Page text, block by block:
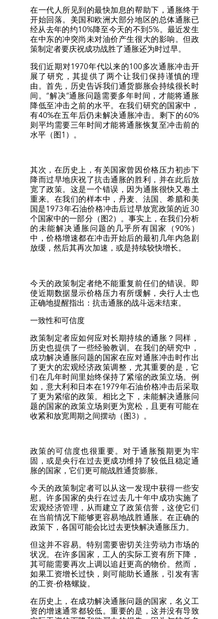
在一代人所见到的最快加息的帮助下，通胀终于
开始回落。美国和欧洲大部分地区的总体通胀已
经从去年的约10%降至今天的不到5%。最近发生
在中东的冲突尚未对油价产生很大的影响。但政
策制定者要庆祝成功战胜了通胀还为时过早。
我们近期对1970年代以来的100多次通胀冲击开
展了研究，其提供了两个让我们保持谨慎的理
由。首先，历史告诉我们通货膨胀会持续很长时
间。“解决”通胀问题需要多年时间，才能将通胀
降低至冲击之前的水平。在我们研究的国家中，
有40%在五年后仍未解决通胀冲击。剩下的60%
则平均需要三年时间才能将通胀恢复至冲击前的
水平（图1）。
其次，在历史上，有关国家曾因价格压力初步下
降而过早地庆祝了抗击通胀的胜利，并在此后放
宽了政策。这是一个错误，因为通胀很快又卷土
重来。在我们的样本中，丹麦、法国、希腊和美
国是1973年石油价格冲击后过早放宽政策的近30
个国家中的一部分（图2）。事实上，在我们分析
的未能解决通胀问题的几乎所有国家（90%）
中，价格增速都在冲击开始后的最初几年内急剧
放缓，然后其再次加速，或是持续较快增长。
今天的政策制定者绝不能重复前任们的错误。即
使近期数据显示价格压力有所缓解，央行人士也
正确地提醒指出：抗击通胀的战斗远未结束。
一致性和可信度
政策制定者应如何应对长期持续的通胀？同样，
历史也提供了一些经验教训。在我们的研究中，
成功解决通胀问题的国家在应对通胀冲击时作出
了更大的宏观经济政策调整，尤其重要的是，它
们在几年时间里始终保持了紧缩的政策立场。例
如，意大利和日本在1979年石油价格冲击后采取
了更为紧缩的政策。相比之下，未能解决通胀问
题的国家的政策立场则更为宽松，且更有可能在
收紧和放宽周期之间摆动（图3）。
政策的可信度也很重要。对于通胀预期更为牢
固，或是央行在过去更成功维持了较低且稳定通
胀的国家，它们更可能战胜通货膨胀。
今天的政策制定者可以从这一发现中获得一些安
慰。许多国家的央行在过去几十年中成功实施了
宏观经济管理，从而建立了政策信誉，这使它们
在当前情况下能够更容易地战胜通胀。在正确的
政策下，各国可能会比过去更快解决通胀压力。
但这并不容易。特别需要密切关注劳动力市场的
状况。在许多国家，工人的实际工资有所下降，
其可能需要再次上调以追赶更高的物价。然而，
如果工资增长过快，则可能助长通胀，引发有害
的工资-价格螺旋。
在历史上，在成功解决通胀问题的国家，名义工
资的增速通常都较低。重要的是，这并没有导致